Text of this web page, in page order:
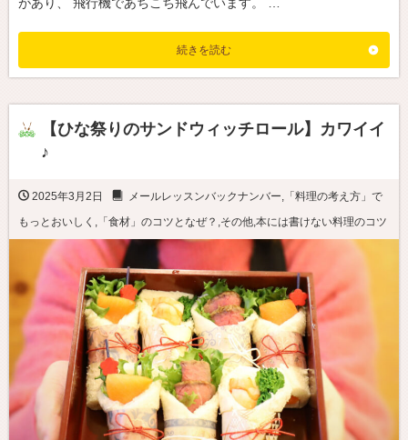
続きを読む
【ひな祭りのサンドウィッチロール】カワイイ
♪
2025年3月2日 メールレッスンバックナンバー
「料理の考え方」で
もっとおいしく
「食材」のコツとなぜ？ その他 本には書けない料理のコツ